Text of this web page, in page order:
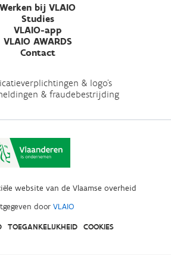
Werken bij VLAIO
Studies
VLAIO-app
VLAIO AWARDS
Contact
& logo's
& fraudebestrijding
website van de Vlaamse overheid
door VLAIO
TOEGANKELIJKHEID COOKIES